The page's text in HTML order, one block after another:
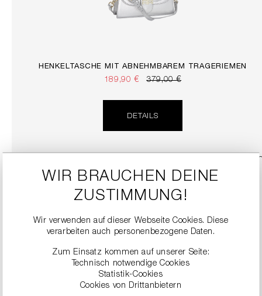
HENKELTASCHE MIT ABNEHMBAREM TRAGERIEMEN
189,90 € 379,00 €
DETAILS
KITTEN HEELS MIT STRASSBESATZ
WIR BRAUCHEN DEINE
ZUSTIMMUNG!
Wir verwenden auf dieser Webseite Cookies. Diese
verarbeiten auch personenbezogene Daten.
Zum Einsatz kommen auf unserer Seite:
Technisch notwendige Cookies
Statistik-Cookies
Cookies von Drittanbietern